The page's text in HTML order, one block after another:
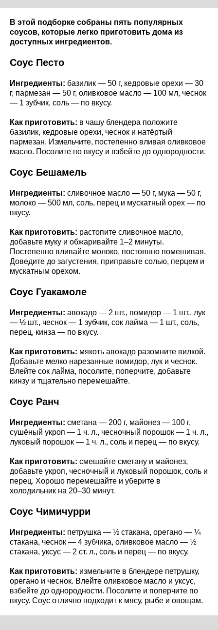
В этой подборке собраны пять популярных
соусов, которые легко приготовить дома из
доступных ингредиентов.
Соус Песто
Ингредиенты: базилик — 50 г, кедровые орехи — 30
г, пармезан — 50 г, оливковое масло — 100 мл, чеснок
— 1 зубчик, соль — по вкусу.
Как приготовить: в чашу блендера положите
базилик, кедровые орехи, чеснок и натёртый
пармезан. Измельчите, постепенно вливая оливковое
масло. Посолите по вкусу и взбейте до однородности.
Соус Бешамель
Ингредиенты: сливочное масло — 50 г, мука — 50 г,
молоко — 500 мл, соль, перец и мускатный орех — по
вкусу.
Как приготовить: растопите сливочное масло,
добавьте муку и обжаривайте 1–2 минуты.
Постепенно вливайте молоко, постоянно помешивая.
Доведите до загустения, приправьте солью, перцем и
мускатным орехом.
Соус Гуакамоле
Ингредиенты: авокадо — 2 шт., помидор — 1 шт., лук
— ½ шт., чеснок — 1 зубчик, сок лайма — 1 шт., соль,
перец, кинза — по вкусу.
Как приготовить: мякоть авокадо разомните вилкой.
Добавьте мелко нарезанные помидор, лук и чеснок.
Влейте сок лайма, посолите, поперчите, добавьте
кинзу и тщательно перемешайте.
Соус Ранч
Ингредиенты: сметана — 200 г, майонез — 100 г,
сушёный укроп — 1 ч. л., чесночный порошок — 1 ч. л.,
луковый порошок — 1 ч. л., соль и перец — по вкусу.
Как приготовить: смешайте сметану и майонез,
добавьте укроп, чесночный и луковый порошок, соль и
перец. Хорошо перемешайте и уберите в
холодильник на 20–30 минут.
Соус Чимичурри
Ингредиенты: петрушка — ½ стакана, орегано — ¼
стакана, чеснок — 4 зубчика, оливковое масло — ½
стакана, уксус — 2 ст. л., соль и перец — по вкусу.
Как приготовить: измельчите в блендере петрушку,
орегано и чеснок. Влейте оливковое масло и уксус,
взбейте до однородности. Посолите и поперчите по
вкусу. Соус отлично подходит к мясу, рыбе и овощам.